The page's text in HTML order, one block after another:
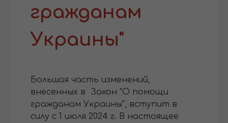
гражданам
Украины"
Большая часть изменений,
внесенных в Закон "О помощи
гражданам Украины", вступит в
силу с 1 июля 2024 г. В настоящее